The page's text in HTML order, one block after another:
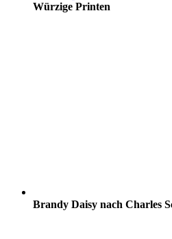
Würzige Printen
Brandy Daisy nach Charles